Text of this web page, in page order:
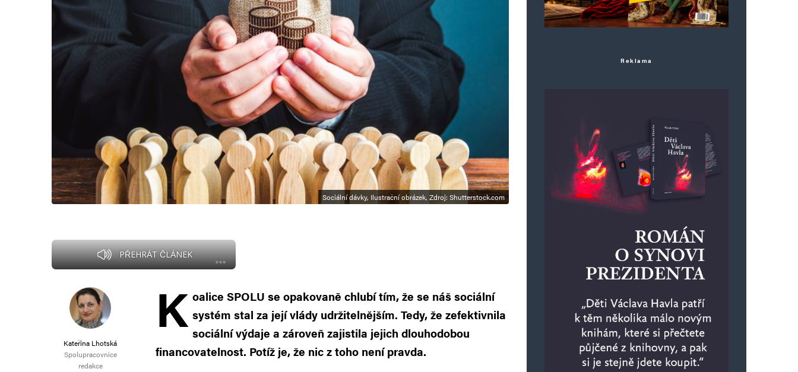
Sociální dávky, Ilustrační obrázek, Zdroj: Shutterstock.com
PŘEHRÁT ČLÁNEK
Kateřina Lhotská
Spolupracovnice
redakce
K oalice SPOLU se opakovaně chlubí tím, že se náš sociální
systém stal za její vlády udržitelnějším. Tedy, že zefektivnila
sociální výdaje a zároveň zajistila jejich dlouhodobou
financovatelnost. Potíž je, že nic z toho není pravda.
Reklama